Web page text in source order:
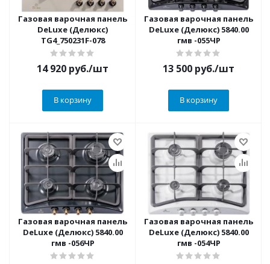
Газовая варочная панель
DeLuxe (Делюкс)
TG4_750231F-078
14 920 руб./шт
В корзину
Газовая варочная панель
DeLuxe (Делюкс) 5840.00
гмв -055ЧР
13 500 руб./шт
В корзину
Газовая варочная панель
DeLuxe (Делюкс) 5840.00
гмв -056ЧР
Газовая варочная панель
DeLuxe (Делюкс) 5840.00
гмв -054ЧР